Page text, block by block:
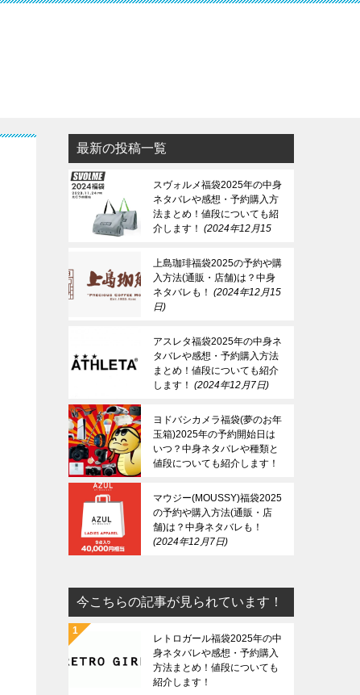
最新の投稿一覧
スヴォルメ福袋2025年の中身
ネタバレや感想・予約購入方
法まとめ！値段についても紹
介します！
2024年12月15
上島珈琲福袋2025の予約や購
入方法(通販・店舗)は？中身
ネタバレも！
2024年12月15
日
アスレタ福袋2025年の中身ネ
タバレや感想・予約購入方法
まとめ！値段についても紹介
します！
2024年12月7日
ヨドバシカメラ福袋(夢のお年
玉箱)2025年の予約開始日は
いつ？中身ネタバレや種類と
値段についても紹介します！
マウジー(MOUSSY)福袋2025
の予約や購入方法(通販・店
舗)は？中身ネタバレも！
2024年12月7日
今こちらの記事が見られています！
レトロガール福袋2025年の中
身ネタバレや感想・予約購入
方法まとめ！値段についても
紹介します！